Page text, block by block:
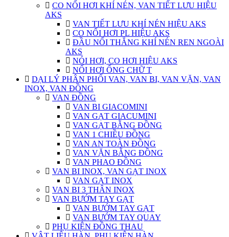
CO NỐI HƠI KHÍ NÉN, VAN TIẾT LƯU HIỆU
AKS
VAN TIẾT LƯU KHÍ NÉN HIỆU AKS
CO NỐI HƠI PL HIỆU AKS
ĐẦU NỐI THẲNG KHÍ NÉN REN NGOÀI
AKS
NÓI HƠI, CO HƠI HIỆU AKS
NỐI HƠI ỐNG CHỮ T
DẠI LÝ PHÂN PHỐI VAN, VAN BI, VAN VẶN, VAN
INOX, VAN ĐỒNG
VAN ĐỒNG
VAN BI GIACOMINI
VAN GẠT GIACUMINI
VAN GẠT BẰNG ĐỒNG
VAN 1 CHIỀU ĐỒNG
VAN AN TOÀN ĐỒNG
VAN VẶN BẰNG ĐỒNG
VAN PHAO ĐỒNG
VAN BI INOX, VAN GẠT INOX
VAN GẠT INOX
VAN BI 3 THÂN INOX
VAN BƯỚM TAY GẠT
VAN BƯỚM TAY GẠT
VAN BƯỚM TAY QUAY
PHỤ KIỆN ĐỒNG THAU